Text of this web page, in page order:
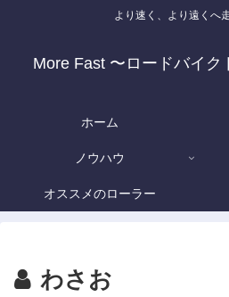
より速く、より遠くへ
More Fast 〜ロードバイク
ホーム
ノウハウ
オススメのローラー
わさお